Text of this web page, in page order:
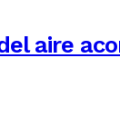
aire